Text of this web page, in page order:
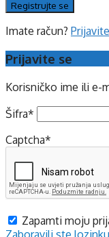
Imate račun?
Prijavite se
Korisničko ime ili e-
Šifra*
Captcha*
Zapamti moju
Zaboravili ste